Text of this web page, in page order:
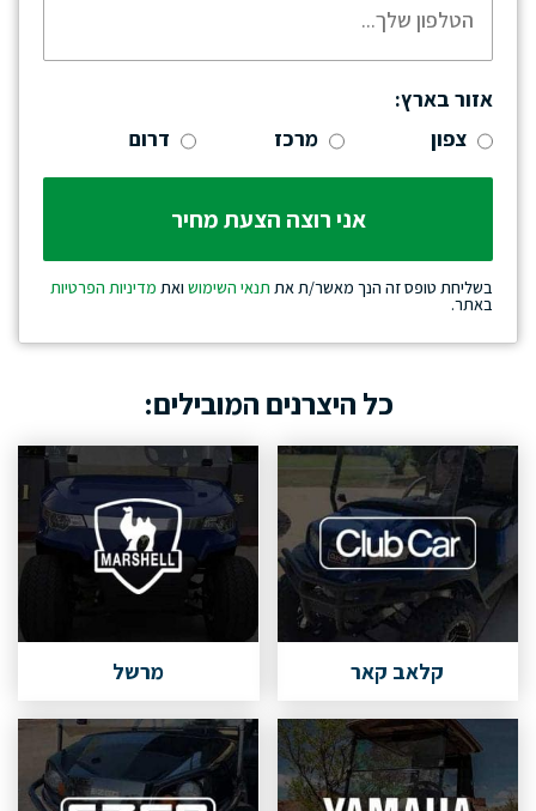
אזור בארץ:
צפון
מרכז דרום
בשליחת טופס זה הנך מאשר/ת את תנאי השימוש ואת מדיניות הפרטיות
באתר.
כל היצרנים המובילים:
קלאב קאר מרשל